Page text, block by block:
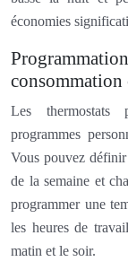
économies
Les thermostats
programmes
Vous pouvez
de la semaine et
programmer une
les heures de
matin et le soir.